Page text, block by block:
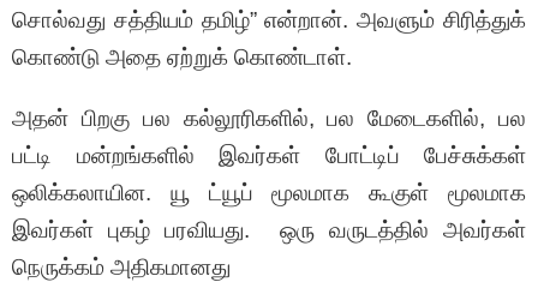
சொல்வது சத்தியம் தமிழ்” என்றான். அவளும் சிரித்துக்
கொண்டு அதை ஏற்றுக் கொண்டாள்.
அதன் பிறகு பல கல்லூரிகளில், பல மேடைகளில், பல
பட்டி மன்றங்களில் இவர்கள் போட்டிப் பேச்சுக்கள்
ஒலிக்கலாயின. யூ ட்யூப் மூலமாக கூகுள் மூலமாக
இவர்கள் புகழ் பரவியது. ஒரு வருடத்தில் அவர்கள்
நெருக்கம் அதிகமானது